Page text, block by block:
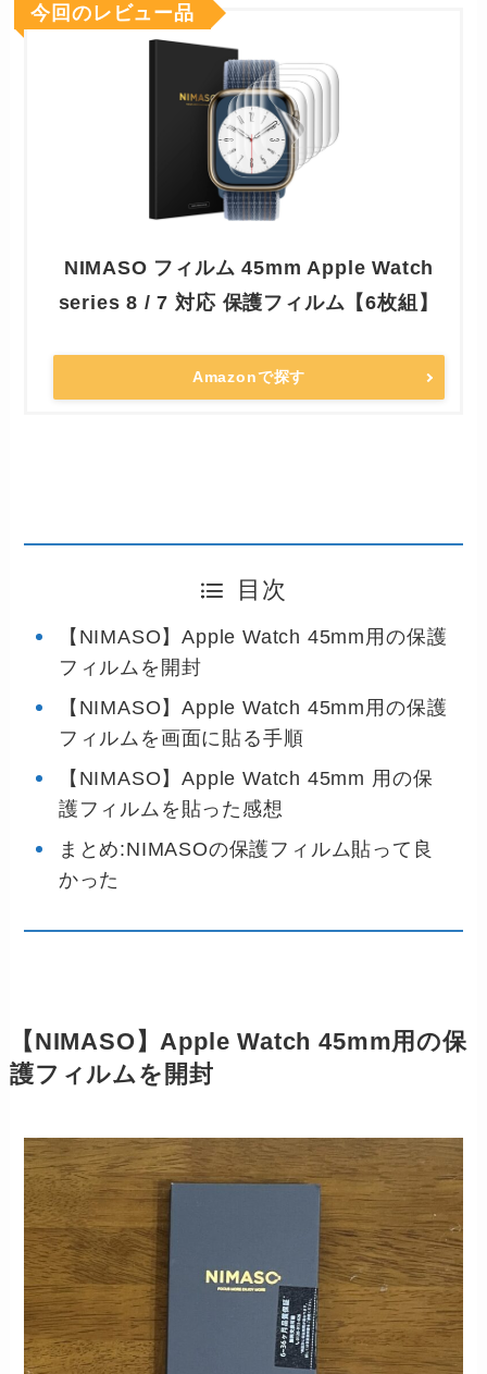
NIMASO フィルム 45mm Apple Watch
series 8 / 7 対応 保護フィルム【6枚組】
Amazonで探す
今回のレビュー品
目次
【NIMASO】Apple Watch 45mm用の保護
フィルムを開封
【NIMASO】Apple Watch 45mm用の保護
フィルムを画面に貼る手順
【NIMASO】Apple Watch 45mm 用の保
護フィルムを貼った感想
まとめ:NIMASOの保護フィルム貼って良
かった
【NIMASO】Apple Watch 45mm用の保
護フィルムを開封